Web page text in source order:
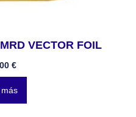
VECTOR FOIL
€